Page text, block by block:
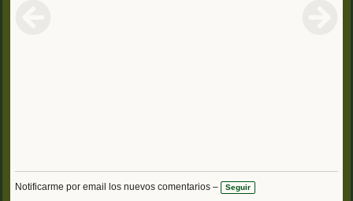
Notificarme por email los nuevos comentarios – Seguir